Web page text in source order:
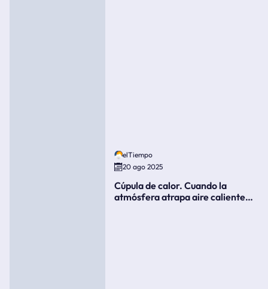
elTiempo
20 ago 2025
Cúpula de calor. Cuando la
atmósfera atrapa aire caliente